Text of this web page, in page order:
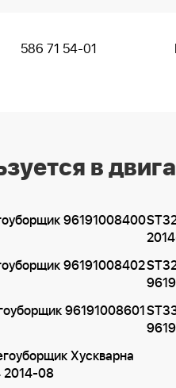
586 71 54-01
в
96191008400
96191008402
96191008601
Хускварна
2014-08